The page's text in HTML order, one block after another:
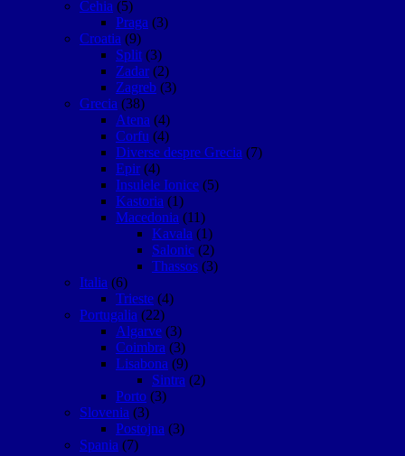
Cehia (5)
Praga (3)
Croatia (9)
Split (3)
Zadar (2)
Zagreb (3)
Grecia (38)
Atena (4)
Corfu (4)
Diverse despre Grecia (7)
Epir (4)
Insulele Ionice (5)
Kastoria (1)
Macedonia (11)
Kavala (1)
Salonic (2)
Thassos (3)
Italia (6)
Trieste (4)
Portugalia (22)
Algarve (3)
Coimbra (3)
Lisabona (9)
Sintra (2)
Porto (3)
Slovenia (3)
Postojna (3)
Spania (7)